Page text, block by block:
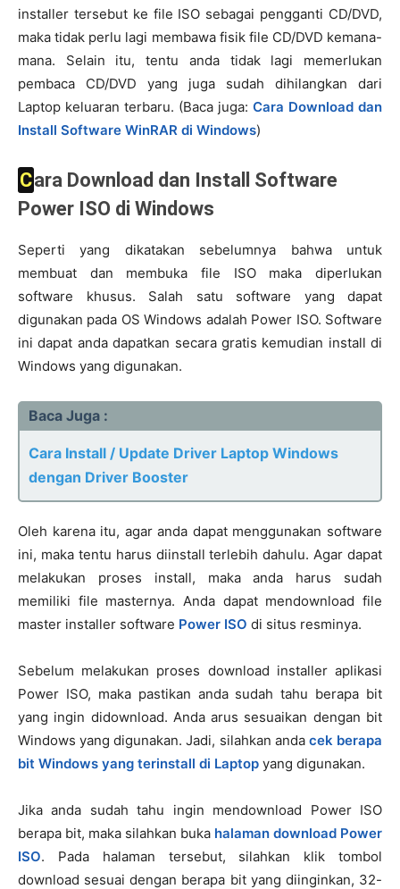
installer tersebut ke file ISO sebagai pengganti CD/DVD,
maka tidak perlu lagi membawa fisik file CD/DVD kemana-
mana. Selain itu, tentu anda tidak lagi memerlukan
pembaca CD/DVD yang juga sudah dihilangkan dari
Laptop keluaran terbaru. (Baca juga: Cara Download dan
Install Software WinRAR di Windows)
Cara Download dan Install Software
Power ISO di Windows
Seperti yang dikatakan sebelumnya bahwa untuk
membuat dan membuka file ISO maka diperlukan
software khusus. Salah satu software yang dapat
digunakan pada OS Windows adalah Power ISO. Software
ini dapat anda dapatkan secara gratis kemudian install di
Windows yang digunakan.
Baca Juga :
Cara Install / Update Driver Laptop Windows
dengan Driver Booster
Oleh karena itu, agar anda dapat menggunakan software
ini, maka tentu harus diinstall terlebih dahulu. Agar dapat
melakukan proses install, maka anda harus sudah
memiliki file masternya. Anda dapat mendownload file
master installer software Power ISO di situs resminya.
Sebelum melakukan proses download installer aplikasi
Power ISO, maka pastikan anda sudah tahu berapa bit
yang ingin didownload. Anda arus sesuaikan dengan bit
Windows yang digunakan. Jadi, silahkan anda cek berapa
bit Windows yang terinstall di Laptop yang digunakan.
Jika anda sudah tahu ingin mendownload Power ISO
berapa bit, maka silahkan buka halaman download Power
ISO. Pada halaman tersebut, silahkan klik tombol
download sesuai dengan berapa bit yang diinginkan, 32-